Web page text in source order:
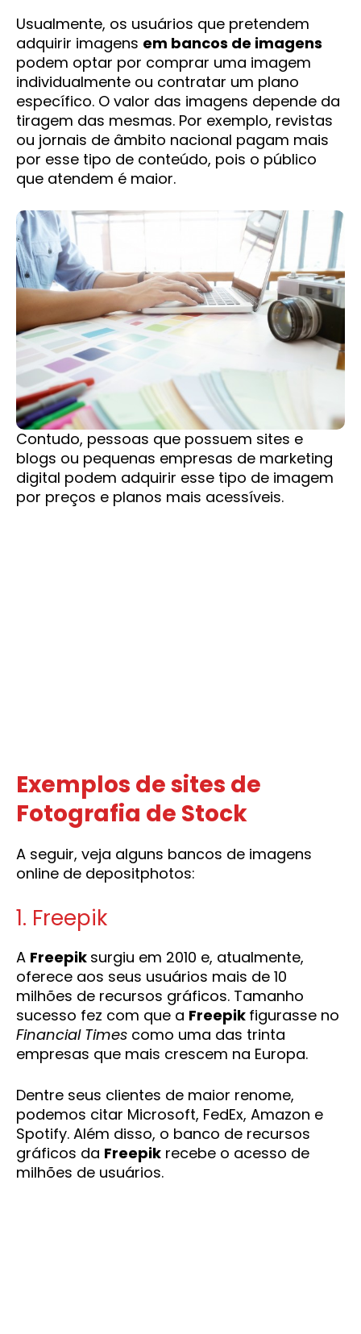
Usualmente, os usuários que pretendem
adquirir imagens em bancos de imagens
podem optar por comprar uma imagem
individualmente ou contratar um plano
específico. O valor das imagens depende da
tiragem das mesmas. Por exemplo, revistas
ou jornais de âmbito nacional pagam mais
por esse tipo de conteúdo, pois o público
que atendem é maior.
Contudo, pessoas que possuem sites e
blogs ou pequenas empresas de marketing
digital podem adquirir esse tipo de imagem
por preços e planos mais acessíveis.
Exemplos de sites de
Fotografia de Stock
A seguir, veja alguns bancos de imagens
online de depositphotos:
1. Freepik
A Freepik surgiu em 2010 e, atualmente,
oferece aos seus usuários mais de 10
milhões de recursos gráficos. Tamanho
sucesso fez com que a Freepik figurasse no
Financial Times como uma das trinta
empresas que mais crescem na Europa.
Dentre seus clientes de maior renome,
podemos citar Microsoft, FedEx, Amazon e
Spotify. Além disso, o banco de recursos
gráficos da Freepik recebe o acesso de
milhões de usuários.